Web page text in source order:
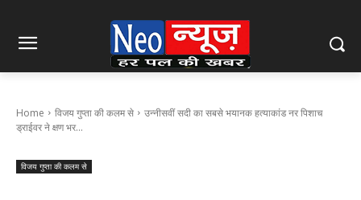
Home विजय गुप्ता की कलम से
उन्नीसवीं सदी का सबसे भयानक हत्याकांड नर पिशाच
ड्राईवर ने क्षण भर...
विजय गुप्ता की कलम से